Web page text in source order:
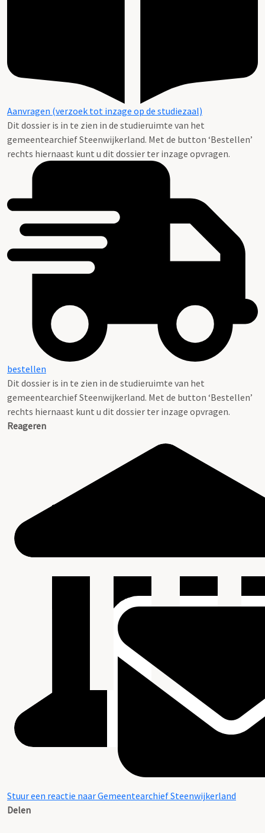
Aanvragen (verzoek tot inzage op de studiezaal)
Dit dossier is in te zien in de studieruimte van het
gemeentearchief Steenwijkerland. Met de button ‘Bestellen’
rechts hiernaast kunt u dit dossier ter inzage opvragen.
bestellen
Dit dossier is in te zien in de studieruimte van het
gemeentearchief Steenwijkerland. Met de button ‘Bestellen’
rechts hiernaast kunt u dit dossier ter inzage opvragen.
Reageren
Stuur een reactie naar Gemeentearchief Steenwijkerland
Delen